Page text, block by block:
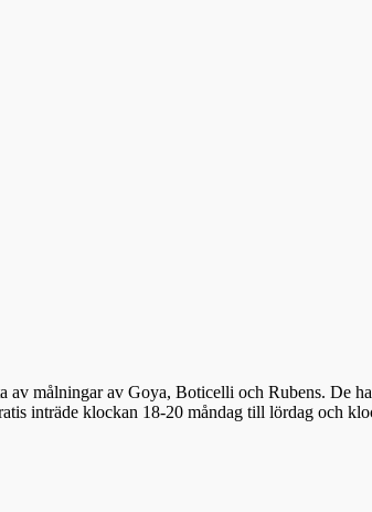
målningar av Goya, Boticelli och Rubens. De
inträde klockan 18-20 måndag till lördag och